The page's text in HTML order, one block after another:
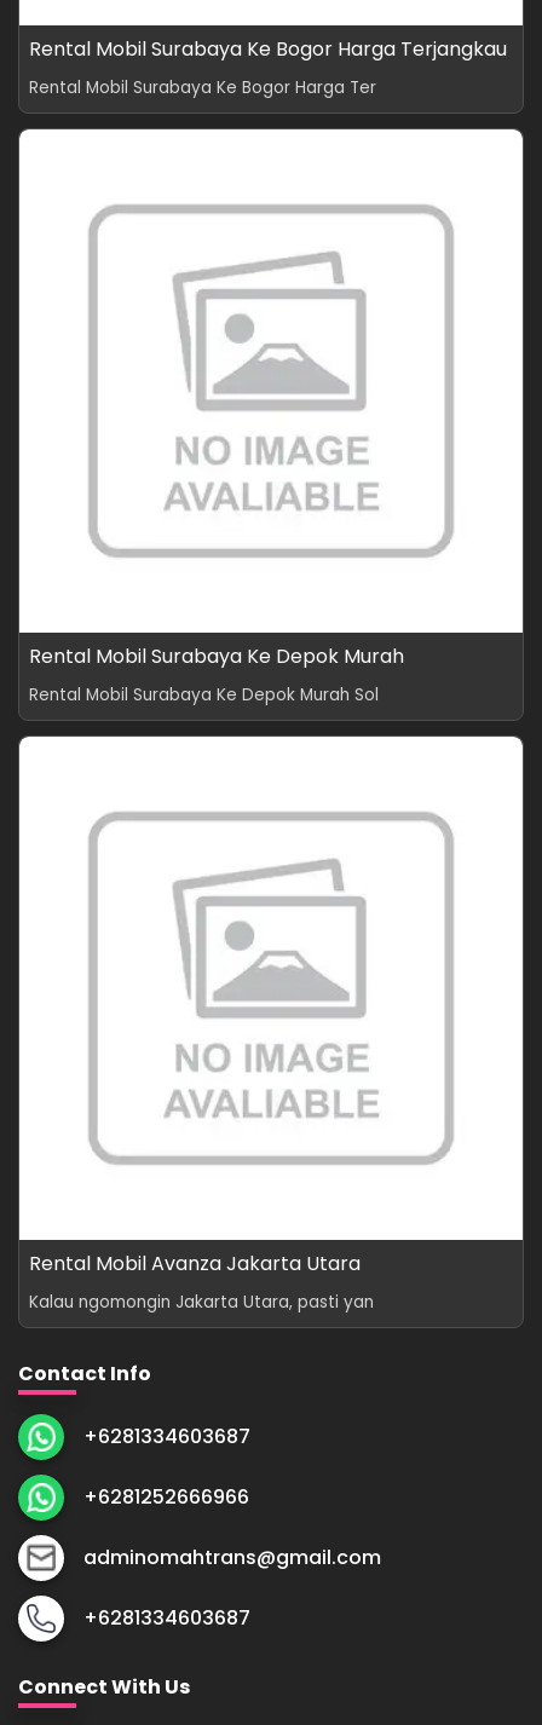
Rental Mobil Surabaya Ke Bogor Harga Terjangkau
Rental Mobil Surabaya Ke Bogor Harga Ter
Rental Mobil Surabaya Ke Depok Murah
Rental Mobil Surabaya Ke Depok Murah Sol
Rental Mobil Avanza Jakarta Utara
Kalau ngomongin Jakarta Utara, pasti yan
Contact Info
+6281334603687
+6281252666966
adminomahtrans@gmail.com
+6281334603687
Connect With Us